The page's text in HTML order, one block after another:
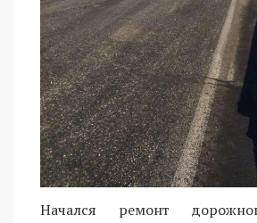
Начался ремонт